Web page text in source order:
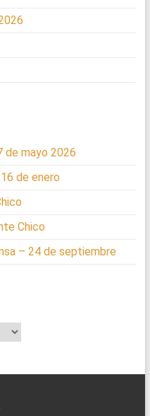
de mayo 2026
de enero
Chico
– 24 de septiembre